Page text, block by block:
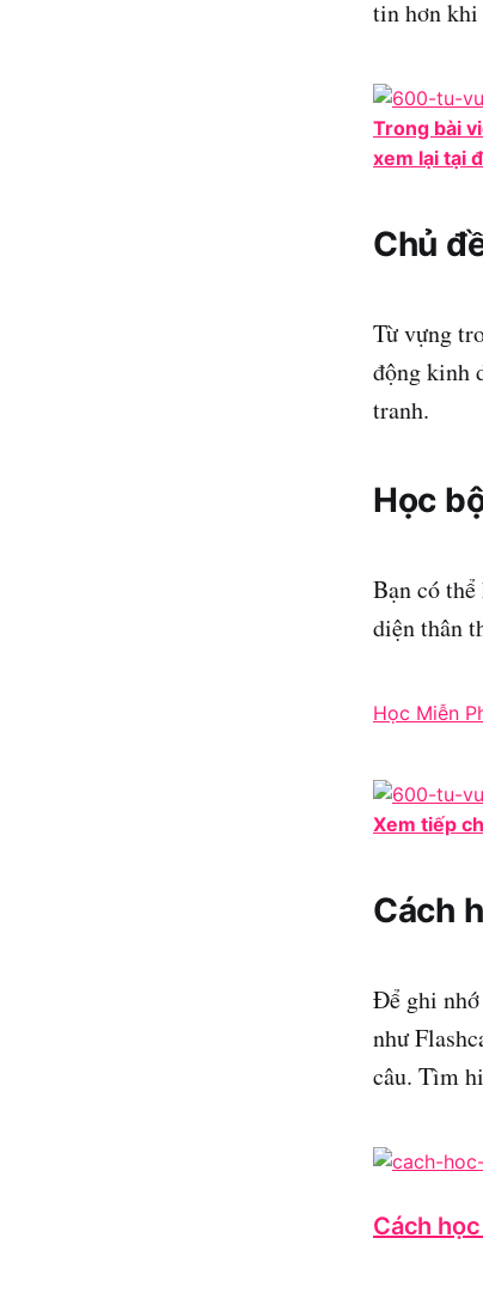
tin hơn khi
Trong bài
xem lại tại
Chủ
Từ vựng
động kinh
tranh.
Học
Bạn có
diện thân
Học Miễn
Xem tiếp
Cách
Để ghi nhớ
như
câu. Tìm
Cách